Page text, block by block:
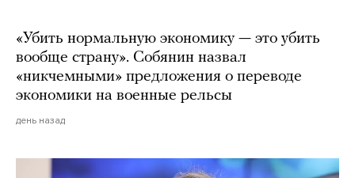
«Убить нормальную экономику — это убить
вообще страну». Собянин назвал
«никчемными» предложения о переводе
экономики на военные рельсы
день назад